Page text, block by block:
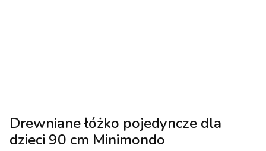
Drewniane łóżko pojedyncze dla
dzieci 90 cm Minimondo